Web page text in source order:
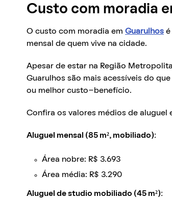
Custo com moradia
O custo com moradia em Guarulhos é
mensal de quem vive na cidade.
Apesar de estar na Região
Guarulhos são mais acessíveis do
ou melhor custo-benefício.
Confira os valores médios de aluguel
Aluguel mensal (85 m², mobiliado):
Área nobre: R$ 3.693
Área média: R$ 3.290
Aluguel de studio mobiliado (45 m²):